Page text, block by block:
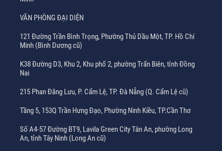
VĂN PHÒNG ĐẠI DIỆN
121 Đường Trần Bình Trọng, Phường Thủ Dầu Một, TP. Hồ Chí
Minh (Bình Dương cũ)
K38 Đường D3, Khu 2, Khu phố 2, phường Trấn Biên, tỉnh Đồng
Nai
215 Phan Đăng Lưu, P. Cẩm Lệ, TP. Đà Nẵng (Q. Cẩm Lệ cũ)
Tầng 5, 153Q Trần Hưng Đạo, Phường Ninh Kiều, TP.Cần Thơ
Số A4-57 Đường BT9, Lavila Green City Tân An, phường Long
An, tỉnh Tây Ninh (Long An cũ)